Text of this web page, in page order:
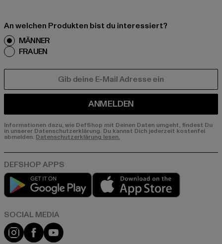
An welchen Produkten bist du interessiert?
MÄNNER
FRAUEN
ANMELDEN
Informationen dazu, wie DefShop mit Deinen Daten umgeht, findest Du
in unserer Datenschutzerklärung. Du kannst Dich jederzeit kostenfei
abmelden. Datenschutzerklärung lesen.
Play market
Instagram
FacebookYouTube